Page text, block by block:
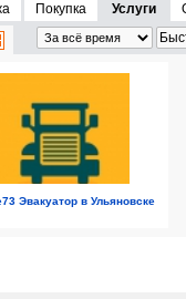
Покупка Услуги
Эвакуатор в Ульяновске